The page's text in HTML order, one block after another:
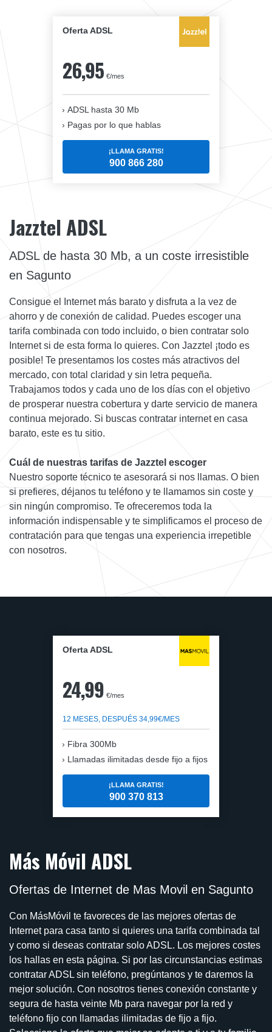
Oferta ADSL
26,95 €/mes
ADSL hasta 30 Mb
Pagas por lo que hablas
¡LLAMA GRATIS!
900 866 280
Jazztel ADSL
ADSL de hasta 30 Mb, a un coste irresistible
en Sagunto
Consigue el Internet más barato y disfruta a la vez de
ahorro y de conexión de calidad. Puedes escoger una
tarifa combinada con todo incluido, o bien contratar solo
Internet si de esta forma lo quieres. Con Jazztel ¡todo es
posible! Te presentamos los costes más atractivos del
mercado, con total claridad y sin letra pequeña.
Trabajamos todos y cada uno de los días con el objetivo
de prosperar nuestra cobertura y darte servicio de manera
continua mejorado. Si buscas contratar internet en casa
barato, este es tu sitio.
Cuál de nuestras tarifas de Jazztel escoger
Nuestro soporte técnico te asesorará si nos llamas. O bien
si prefieres, déjanos tu teléfono y te llamamos sin coste y
sin ningún compromiso. Te ofreceremos toda la
información indispensable y te simplificamos el proceso de
contratación para que tengas una experiencia irrepetible
con nosotros.
Oferta ADSL
24,99 €/mes
12 MESES, DESPUÉS 34,99€/MES
Fibra 300Mb
Llamadas ilimitadas desde fijo a fijos
¡LLAMA GRATIS!
900 370 813
Más Móvil ADSL
Ofertas de Internet de Mas Movil en Sagunto
Con MásMóvil te favoreces de las mejores ofertas de
Internet para casa tanto si quieres una tarifa combinada tal
y como si deseas contratar solo ADSL. Los mejores costes
los hallas en esta página. Si por las circunstancias estimas
contratar ADSL sin teléfono, pregúntanos y te daremos la
mejor solución. Con nosotros tienes conexión constante y
segura de hasta veinte Mb para navegar por la red y
teléfono fijo con llamadas ilimitadas de fijo a fijo.